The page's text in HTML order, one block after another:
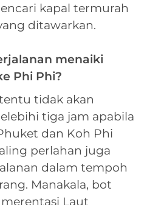
kapal termurah
ditawarkan.
menaiki
Phi Phi?
tidak akan
tiga jam apabila
dan Koh Phi
perlahan juga
dalam tempoh
Manakala, bot
Laut